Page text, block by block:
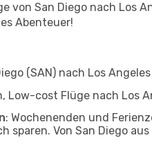
von San Diego nach Los
Abenteuer!
(SAN) nach Los
Low-cost Flüge nach Los
: Wochenenden und
Von San Diego